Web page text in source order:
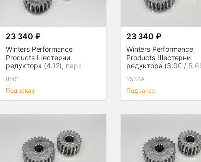
23 340 ₽
Winters Performance
Products Шестерни
редуктора (4.12), пара
8501
Под заказ
23 340 ₽
Winters Performance
Products Шестерни
редуктора (3.00 /
8534A
Под заказ